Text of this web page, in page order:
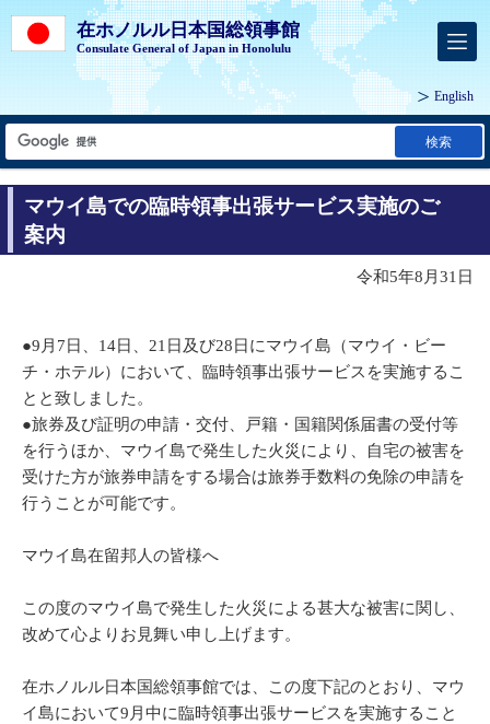
在ホノルル日本国総領事館
Consulate General of Japan in Honolulu
English
検索
マウイ島での臨時領事出張サービス実施のご
案内
令和5年8月31日
●9月7日、14日、21日及び28日にマウイ島（マウイ・ビー
チ・ホテル）において、臨時領事出張サービスを実施するこ
とと致しました。
●旅券及び証明の申請・交付、戸籍・国籍関係届書の受付等
を行うほか、マウイ島で発生した火災により、自宅の被害を
受けた方が旅券申請をする場合は旅券手数料の免除の申請を
行うことが可能です。
マウイ島在留邦人の皆様へ
この度のマウイ島で発生した火災による甚大な被害に関し、
改めて心よりお見舞い申し上げます。
在ホノルル日本国総領事館では、この度下記のとおり、マウ
イ島において9月中に臨時領事出張サービスを実施すること